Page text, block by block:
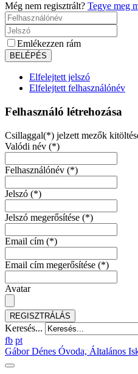
Még nem regisztrált? Tegye meg
Emlékezzen rám
Elfelejtett jelszó
Elfelejtett felhasználónév
Felhasználó létrehozása
Csillaggal(*) jelzett mezők
Valódi név (*)
Felhasználónév (*)
Jelszó (*)
Jelszó megerősítése (*)
Email cím (*)
Email cím megerősítése (*)
Avatar
REGISZTRÁLÁS
Keresés...
fb pt
Gábor Dénes Óvoda, Általános